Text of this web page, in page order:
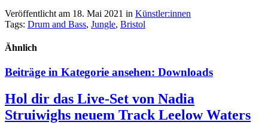
Veröffentlicht am 18. Mai 2021 in Künstler:innen
Tags: Drum and Bass, Jungle, Bristol
Ähnlich
Beiträge in Kategorie ansehen: Downloads
Hol dir das Live-Set von Nadia
Struiwighs neuem Track Leelow Waters